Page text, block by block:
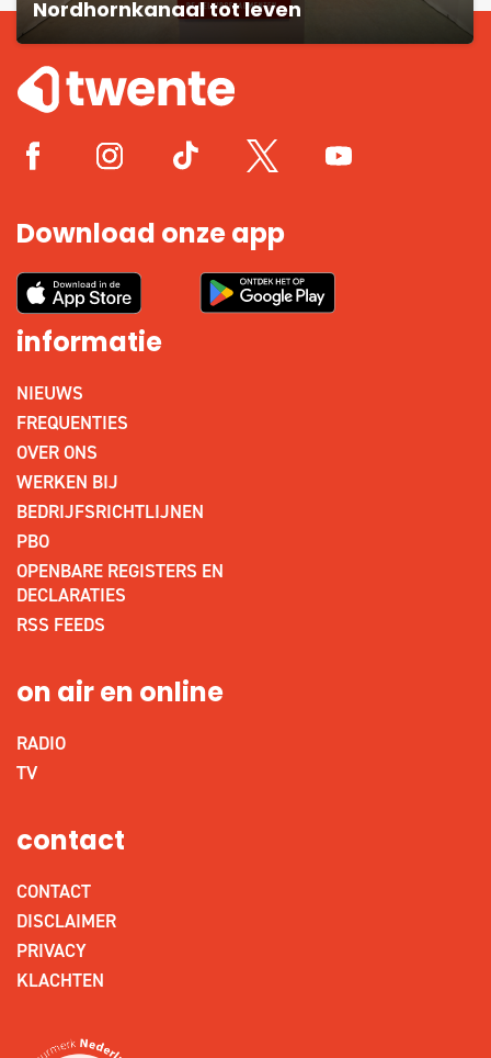
Nordhornkanaal tot leven
Download onze app
informatie
NIEUWS
FREQUENTIES
OVER ONS
WERKEN BIJ
BEDRIJFSRICHTLIJNEN
PBO
OPENBARE REGISTERS EN
DECLARATIES
RSS FEEDS
on air en online
RADIO
TV
contact
CONTACT
DISCLAIMER
PRIVACY
KLACHTEN